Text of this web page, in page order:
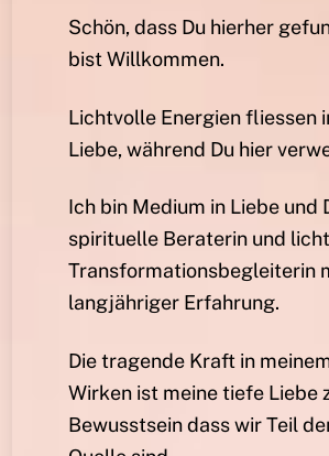
Schön, dass Du hierher
bist Willkommen.
Lichtvolle Energien fliessen
Liebe, während Du hier
Ich bin Medium in Liebe und
spirituelle Beraterin und
Transformationsbegleiterin
langjähriger Erfahrung.
Die tragende Kraft in
Wirken ist meine tiefe Liebe
Bewusstsein dass wir Teil